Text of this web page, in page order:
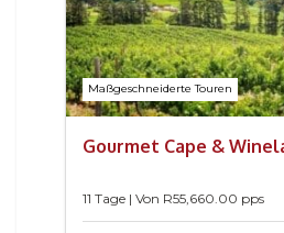
Maßgeschneiderte Touren
Gourmet Cape &
11 Tage | Von R55,660.00 pps